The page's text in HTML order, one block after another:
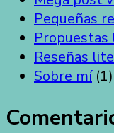
Pequeñas
Propuestas
Reseñas
Sobre mí(1)